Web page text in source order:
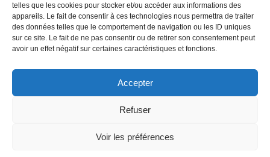
telles que les cookies pour stocker et/ou accéder aux informations des
appareils. Le fait de consentir à ces technologies nous permettra de traiter
des données telles que le comportement de navigation ou les ID uniques
sur ce site. Le fait de ne pas consentir ou de retirer son consentement peut
avoir un effet négatif sur certaines caractéristiques et fonctions.
Accepter
Refuser
Voir les préférences
Cette identité vocale, c’est en live qu’elle s’apprécie le mieux.
Très spontané, Arthur se livre sans retenue sur scène. Armé de
deux micros, il utilise un premier pour chanter à nu et propage
avec le deuxième des effets futuristes qui lui permettent
public est fondamental et doit être authentique.